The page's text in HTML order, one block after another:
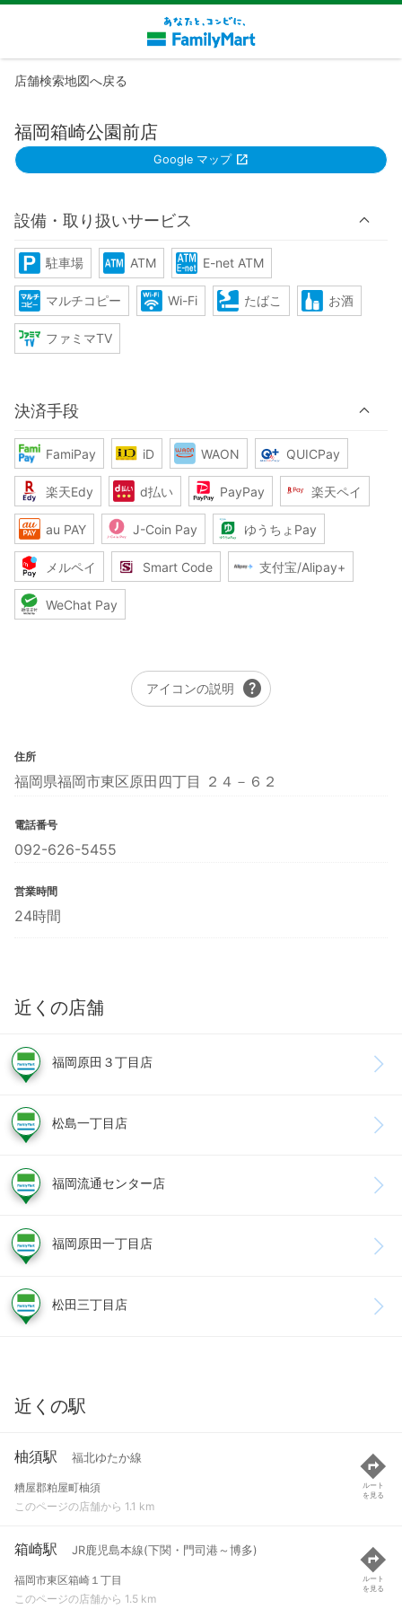
店舗検索地図へ戻る
福岡箱崎公園前店
Google マップ
設備・取り扱いサービス
駐車場 ATM E-net ATM
マルチコピー Wi-Fi たばこ お酒
ファミマTV
決済手段
FamiPay iD WAON QUICPay
楽天Edy d払い PayPay 楽天ペイ
au PAY J-Coin Pay ゆうちょPay
メルペイ Smart Code 支付宝/Alipay+
WeChat Pay
アイコンの説明 help
住所
福岡県福岡市東区原田四丁目 ２４－６２
電話番号
092-626-5455
営業時間
24時間
近くの店舗
福岡原田３丁目店
松島一丁目店
福岡流通センター店
福岡原田一丁目店
松田三丁目店
近くの駅
柚須駅 福北ゆたか線
糟屋郡粕屋町柚須
このページの店舗から 1.1 km
ルート
を見る
箱崎駅 JR鹿児島本線(下関・門司港～博多)
福岡市東区箱崎１丁目
このページの店舗から 1.5 km
ルート
を見る